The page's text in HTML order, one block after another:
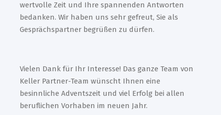
wertvolle Zeit und Ihre spannenden Antworten
bedanken. Wir haben uns sehr gefreut, Sie als
Gesprächspartner begrüßen zu dürfen.
Vielen Dank für Ihr Interesse! Das ganze Team von
Keller Partner-Team wünscht Ihnen eine
besinnliche Adventszeit und viel Erfolg bei allen
beruflichen Vorhaben im neuen Jahr.